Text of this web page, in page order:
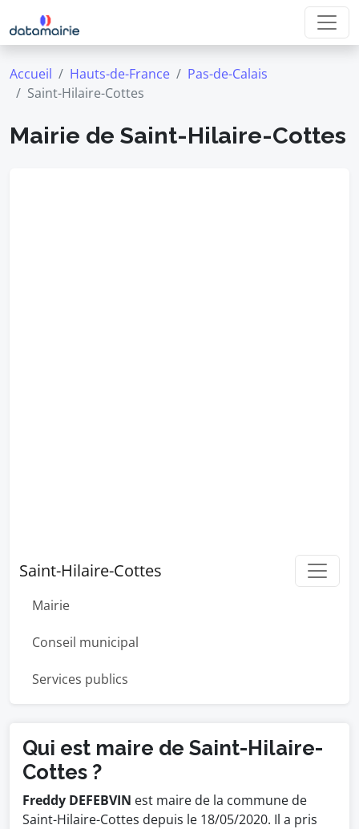
Accueil Hauts-de-France
Pas-de-Calais
Saint-Hilaire-Cottes
Mairie de Saint-Hilaire-Cottes
Saint-Hilaire-Cottes
Mairie
Conseil municipal
Services publics
Qui est maire de Saint-Hilaire-
Cottes ?
Freddy DEFEBVIN est maire de la commune de
Saint-Hilaire-Cottes depuis le 18/05/2020. Il a pris